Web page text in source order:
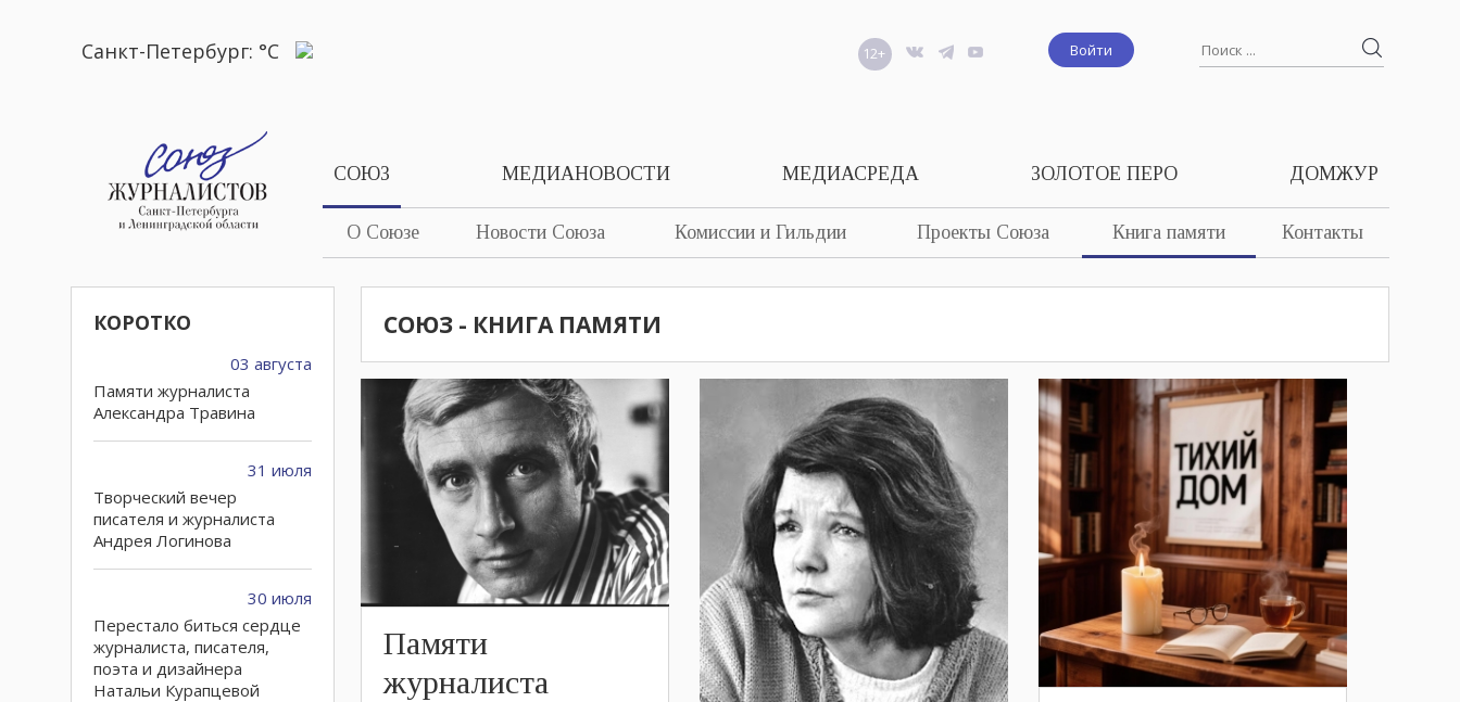
Санкт-Петербург: °C Войти
12+
СОЮЗ
О Союзе Новости Союза Комиссии и Гильдии Проекты Союза Книга памяти Контакты
МЕДИАНОВОСТИ МЕДИАСРЕДА ЗОЛОТОЕ ПЕРО ДОМЖУР
КОРОТКО
03 августа
Памяти журналиста
Александра Травина
31 июля
Творческий вечер
писателя и журналиста
Андрея Логинова
30 июля
Перестало биться сердце
журналиста, писателя,
поэта и дизайнера
Натальи Курапцевой
СОЮЗ - КНИГА ПАМЯТИ
Памяти
журналиста